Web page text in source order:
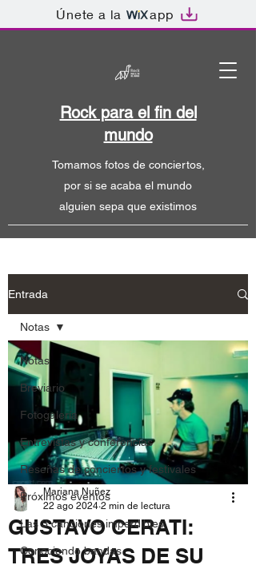
Únete a la app
Tomamos fotos de conciertos,
por si se acaba el mundo
alguien sepa que existimos
Rock para el fin del
mundo
Entrada
Notas
Breviario
Fotogalería
Entrevistas y conferencias
Reseñas de conciertos y festivales
Próximos eventos
Las 3 canciones imperdibles
Conociendo bandas
Notas
GUSTAVO CERATI:
TRES JOYAS DE SU
Mariana Nuñez
22 ago 2024 2 min de lectura